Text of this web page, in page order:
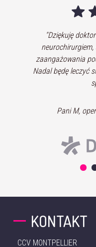
"Niezwykle
Chirurg, który
Pan N,
KONTAKT
CCV MONTPELLIER